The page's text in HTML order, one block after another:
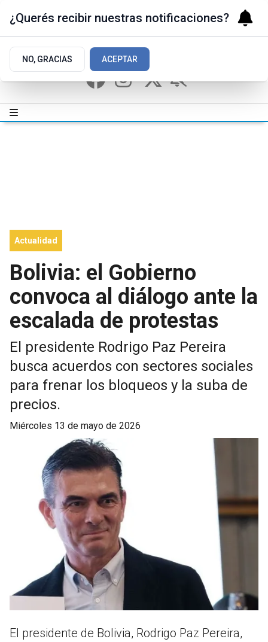
Actualidad
Bolivia: el Gobierno
convoca al diálogo ante la
escalada de protestas
El presidente Rodrigo Paz Pereira
busca acuerdos con sectores sociales
para frenar los bloqueos y la suba de
precios.
miércoles 13 de mayo de 2026
El presidente de Bolivia, Rodrigo Paz Pereira,
¿Querés recibir nuestras notificaciones?
NO, GRACIAS ACEPTAR